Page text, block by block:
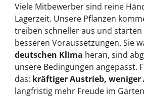
Viele Mitbewerber sind reine
Lagerzeit. Unsere Pflanzen
treiben schneller aus und
besseren Voraussetzungen. Sie
deutschen Klima heran, sind
unsere Bedingungen angepasst.
das: kräftiger Austrieb, weniger
langfristig mehr Freude im